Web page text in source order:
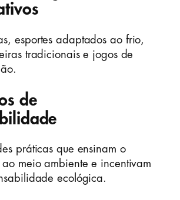
esportes adaptados ao frio,
tradicionais e jogos de
de
práticas que ensinam o
ao meio ambiente e incentivam
ecológica.